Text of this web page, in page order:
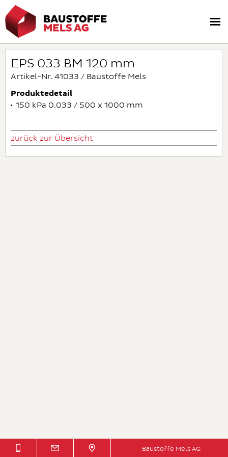
EPS 033 BM 120 mm
Artikel-Nr. 41033 / Baustoffe Mels
Produktedetail
150 kPa 0.033 / 500 x 1000 mm
zurück zur Übersicht
Baustoffe Mels AG